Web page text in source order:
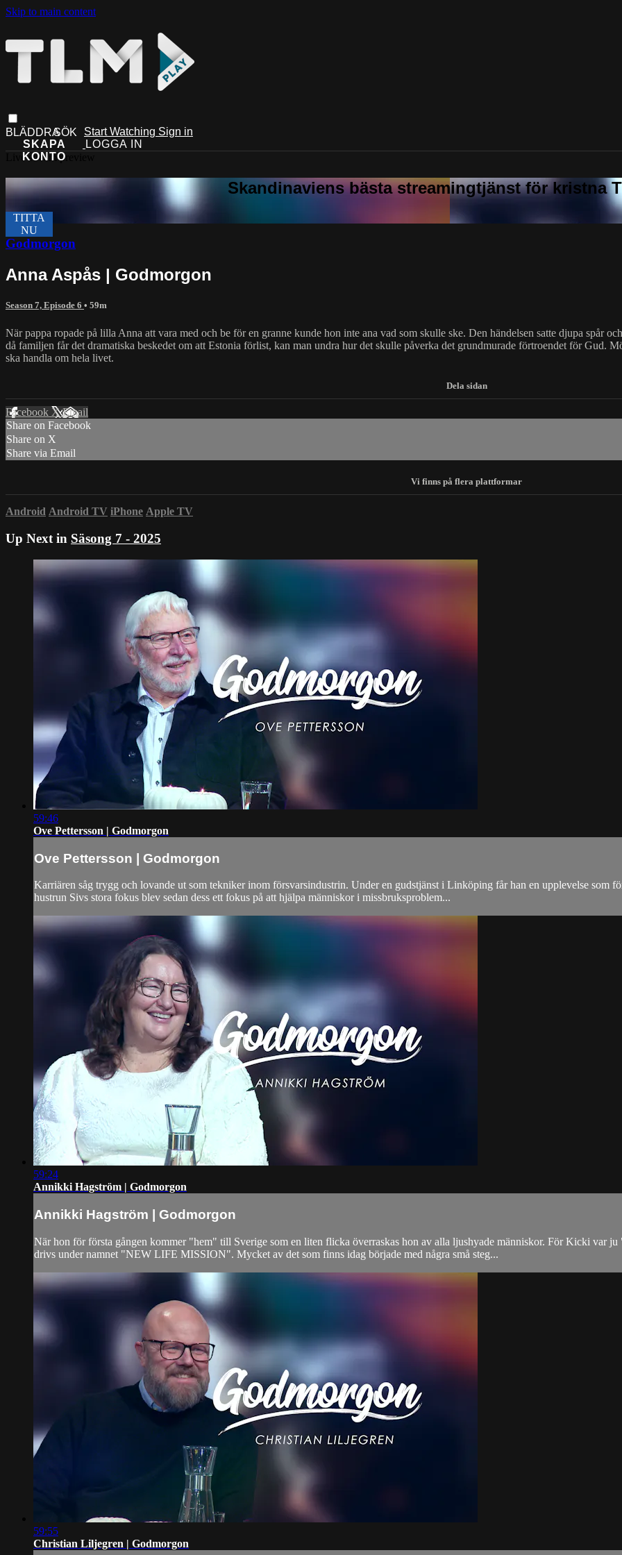
Skip to main content
Start Watching Sign in
Live stream preview
Godmorgon
Anna Aspås | Godmorgon
Season 7, Episode 6 • 59m
När pappa ropade på lilla Anna att vara med och be för en granne kunde hon inte ana vad som skulle ske. Den händelsen satte djupa spår
då familjen får det dramatiska beskedet om att Estonia förlist, kan man undra hur det skulle påverka det grundmurade förtroendet för Gud.
ska handla om hela livet.
Facebook XEmail
Share on Facebook
Share on X
Share via Email
Android Android TV iPhone Apple TV
Up Next in Säsong 7 - 2025
59:46
Ove Pettersson | Godmorgon
Ove Pettersson | Godmorgon
Karriären såg trygg och lovande ut som tekniker inom försvarsindustrin. Under en gudstjänst i Linköping får han en upplevelse som
hustrun Sivs stora fokus blev sedan dess ett fokus på att hjälpa människor i missbruksproblem...
59:24
Annikki Hagström | Godmorgon
Annikki Hagström | Godmorgon
När hon för första gången kommer "hem" till Sverige som en liten flicka överraskas hon av alla ljushyade människor. För Kicki var
drivs under namnet "NEW LIFE MISSION". Mycket av det som finns idag började med några små steg...
59:55
Christian Liljegren | Godmorgon